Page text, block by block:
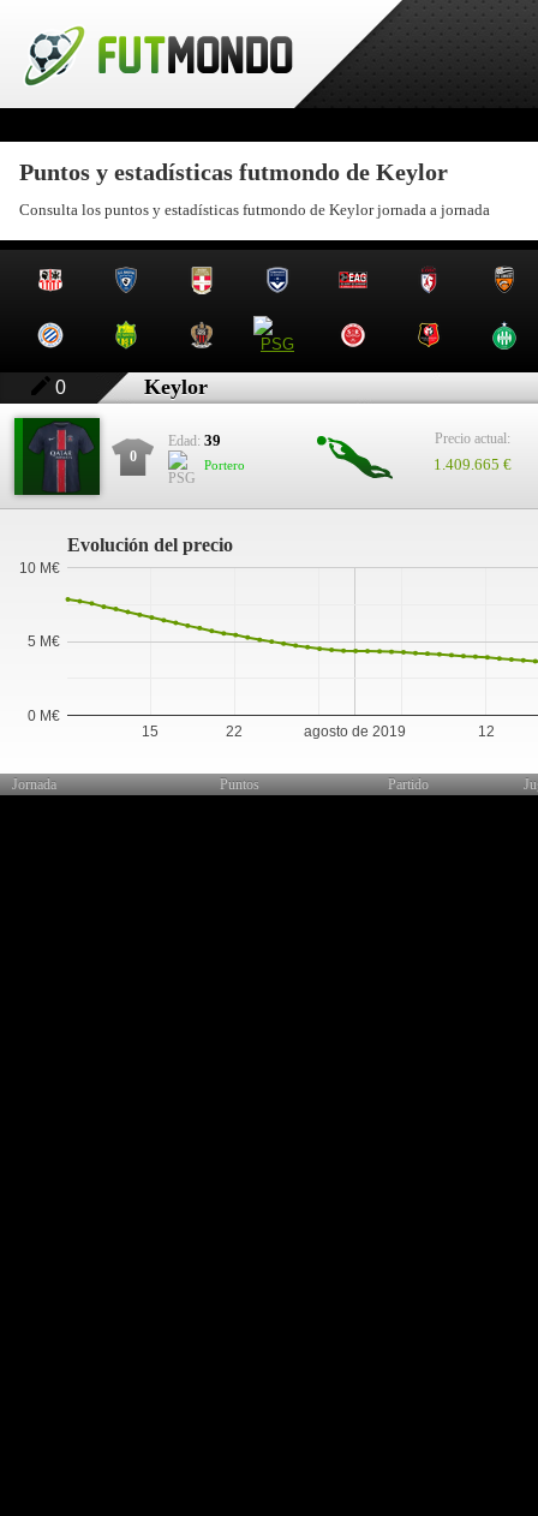
Puntos y estadísticas futmondo de Keylor
Consulta los puntos y estadísticas futmondo de Keylor jornada a jornada
0 Keylor
0
Edad: 39
Portero
Precio actual:
1.409.665 €
Evolución del precio
agosto de 2019
15 22 12
0 M€
5 M€
10 M€
Jornada Puntos Partido